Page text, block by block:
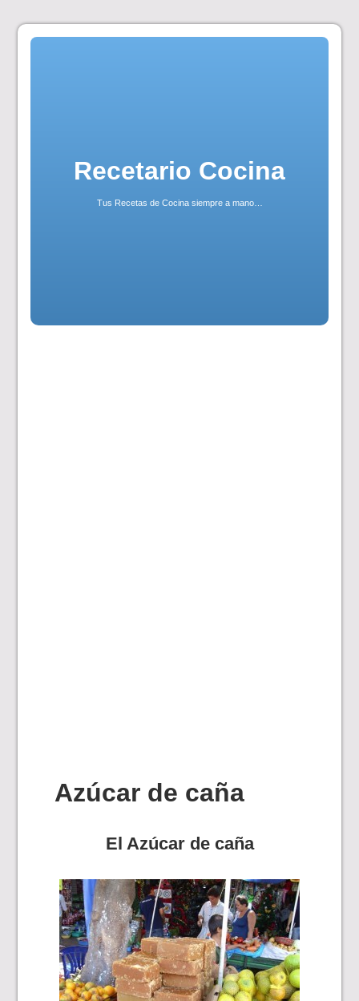
Skip
Recetario Cocina
Tus Recetas de Cocina siempre a mano…
Azúcar de caña
El Azúcar de caña